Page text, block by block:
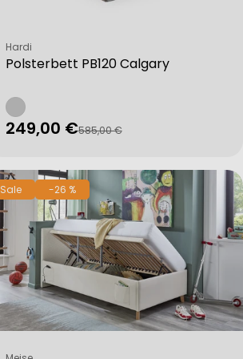
Polsterbett PB120 Calgary
Verkäufer:
Hardi
Verkaufspreis
249,00 €
Regulärer585,00 €
Sale -26 %